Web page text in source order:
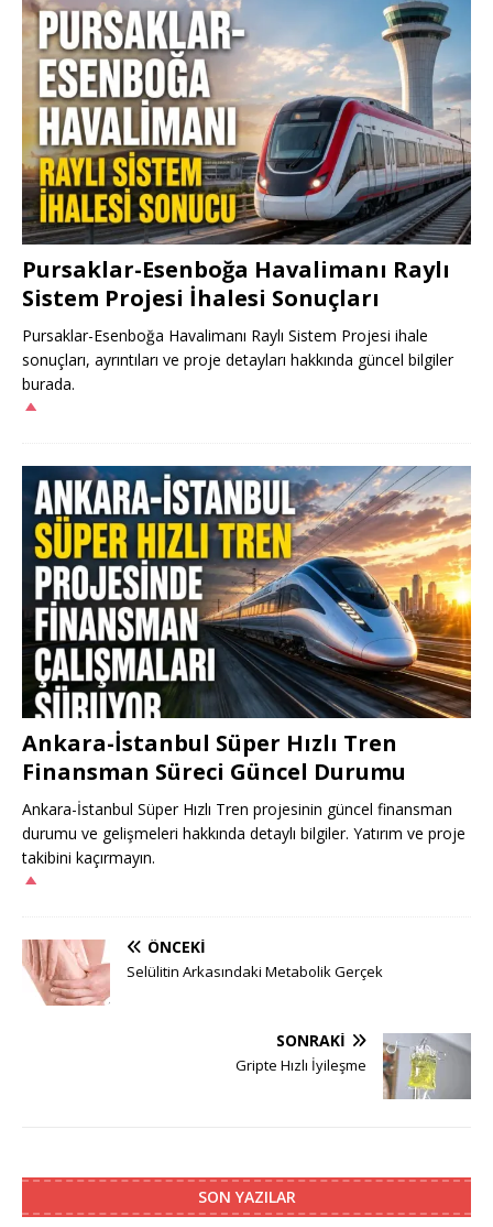
Pursaklar-Esenboğa Havalimanı Raylı
Sistem Projesi İhalesi Sonuçları
Pursaklar-Esenboğa Havalimanı Raylı Sistem Projesi ihale
sonuçları, ayrıntıları ve proje detayları hakkında güncel bilgiler
burada.
Ankara-İstanbul Süper Hızlı Tren
Finansman Süreci Güncel Durumu
Ankara-İstanbul Süper Hızlı Tren projesinin güncel finansman
durumu ve gelişmeleri hakkında detaylı bilgiler. Yatırım ve proje
takibini kaçırmayın.
ÖNCEKI
Selülitin Arkasındaki Metabolik Gerçek
SONRAKI
Gripte Hızlı İyileşme
SON YAZILAR